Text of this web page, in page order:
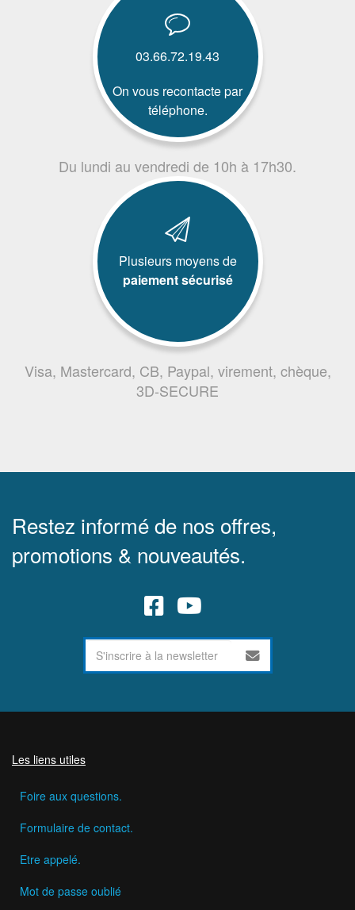
03.66.72.19.43
On vous recontacte par
téléphone.
Du lundi au vendredi de 10h à 17h30.
Plusieurs moyens de
paiement sécurisé
Visa, Mastercard, CB, Paypal, virement, chèque,
3D-SECURE
Restez informé de nos offres,
promotions & nouveautés.
Les liens utiles
Foire aux questions.
Formulaire de contact.
Etre appelé.
Mot de passe oublié